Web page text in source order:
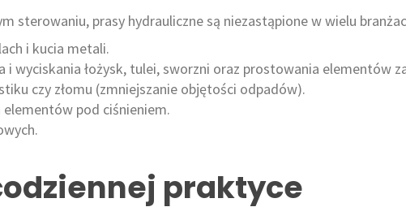
sterowaniu, prasy hydrauliczne są niezastąpione w wielu
i kucia metali.
i wyciskania łożysk, tulei, sworzni oraz prostowania elementów
czy złomu (zmniejszanie objętości odpadów).​
pod ciśnieniem.
praktyce